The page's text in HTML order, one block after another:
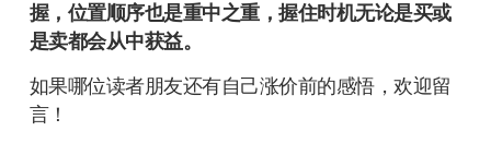
握，位置顺序也是重中之重，握住时机无论是买或
是卖都会从中获益。
如果哪位读者朋友还有自己涨价前的感悟，欢迎留
言！